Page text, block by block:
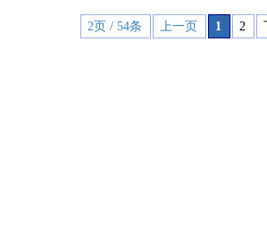
2页 / 54条 上一页 1 2